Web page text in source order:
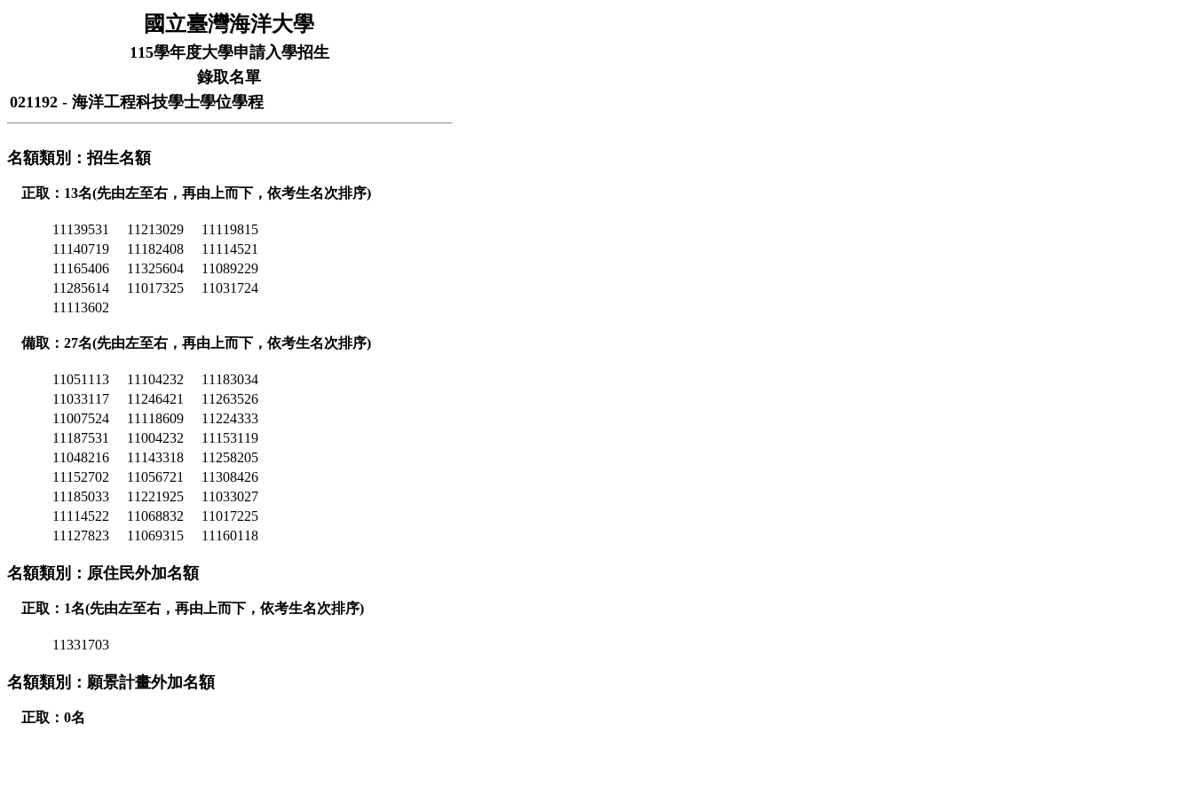
國立臺灣海洋大學
115學年度大學申請入學招生
錄取名單
021192 - 海洋工程科技學士學位學程
名額類別：招生名額
正取：13名(先由左至右，再由上而下，依考生名次排序)
11139531 11213029
11119815
11140719
11182408
11114521
11165406
11325604
11089229
11285614
11017325
11031724
11113602
備取：27名(先由左至右，再由上而下，依考生名次排序)
11051113 11104232
11183034
11033117
11246421
11263526
11007524
11118609
11224333
11187531
11004232
11153119
11048216
11143318
11258205
11152702
11056721
11308426
11185033
11221925
11033027
11114522
11068832
11017225
11127823
11069315 11160118
名額類別：原住民外加名額
正取：1名(先由左至右，再由上而下，依考生名次排序)
11331703
名額類別：願景計畫外加名額
正取：0名